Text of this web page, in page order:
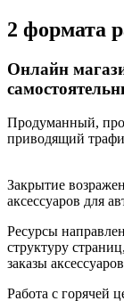
2 формата
Онлайн
Продуманный,
приводящий
Закрытие
аксессуаров для
Ресурсы
структуру
заказы
Работа с горячей